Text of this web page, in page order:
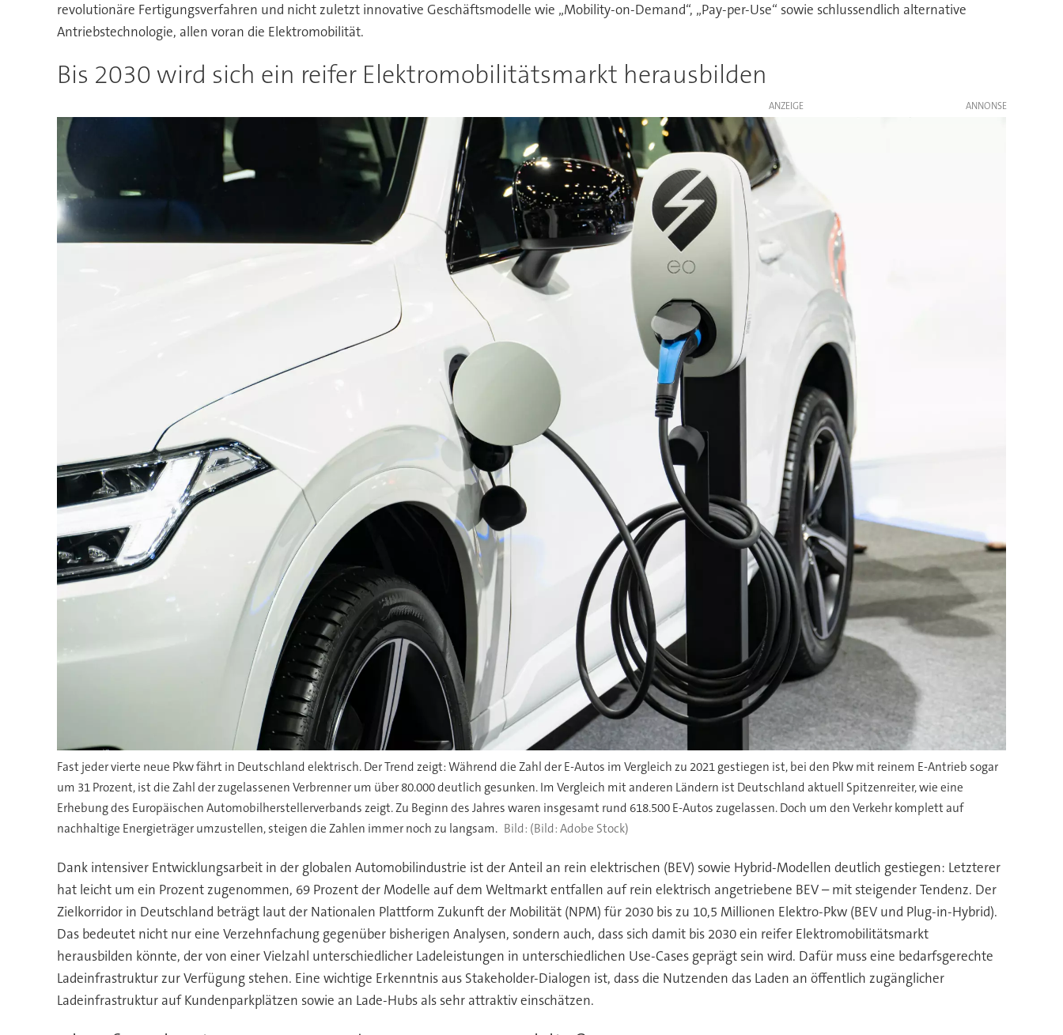
revolutionäre Fertigungsverfahren und nicht zuletzt innovative Geschäftsmodelle wie „Mobility-on-Demand“, „Pay-per-Use“ sowie schlussendlich alternative
Antriebstechnologie, allen voran die Elektromobilität.
Bis 2030 wird sich ein reifer Elektromobilitätsmarkt herausbilden
ANZEIGE
Fast jeder vierte neue Pkw fährt in Deutschland elektrisch. Der Trend zeigt: Während die Zahl der E-Autos im Vergleich zu 2021 gestiegen ist, bei den Pkw mit reinem E-Antrieb sogar
um 31 Prozent, ist die Zahl der zugelassenen Verbrenner um über 80.000 deutlich gesunken. Im Vergleich mit anderen Ländern ist Deutschland aktuell Spitzenreiter, wie eine
Erhebung des Europäischen Automobilherstellerverbands zeigt. Zu Beginn des Jahres waren insgesamt rund 618.500 E-Autos zugelassen. Doch um den Verkehr komplett auf
nachhaltige Energieträger umzustellen, steigen die Zahlen immer noch zu langsam.
(Bild: Adobe Stock)
Dank intensiver Entwicklungsarbeit in der globalen Automobilindustrie ist der Anteil an rein elektrischen (BEV) sowie Hybrid-Modellen deutlich gestiegen: Letzterer
hat leicht um ein Prozent zugenommen, 69 Prozent der Modelle auf dem Weltmarkt entfallen auf rein elektrisch angetriebene BEV – mit steigender Tendenz. Der
Zielkorridor in Deutschland beträgt laut der Nationalen Plattform Zukunft der Mobilität (NPM) für 2030 bis zu 10,5 Millionen Elektro-Pkw (BEV und Plug-in-Hybrid).
Das bedeutet nicht nur eine Verzehnfachung gegenüber bisherigen Analysen, sondern auch, dass sich damit bis 2030 ein reifer Elektromobilitätsmarkt
herausbilden könnte, der von einer Vielzahl unterschiedlicher Ladeleistungen in unterschiedlichen Use-Cases geprägt sein wird. Dafür muss eine bedarfsgerechte
Ladeinfrastruktur zur Verfügung stehen. Eine wichtige Erkenntnis aus Stakeholder-Dialogen ist, dass die Nutzenden das Laden an öffentlich zugänglicher
Ladeinfrastruktur auf Kundenparkplätzen sowie an Lade-Hubs als sehr attraktiv einschätzen.